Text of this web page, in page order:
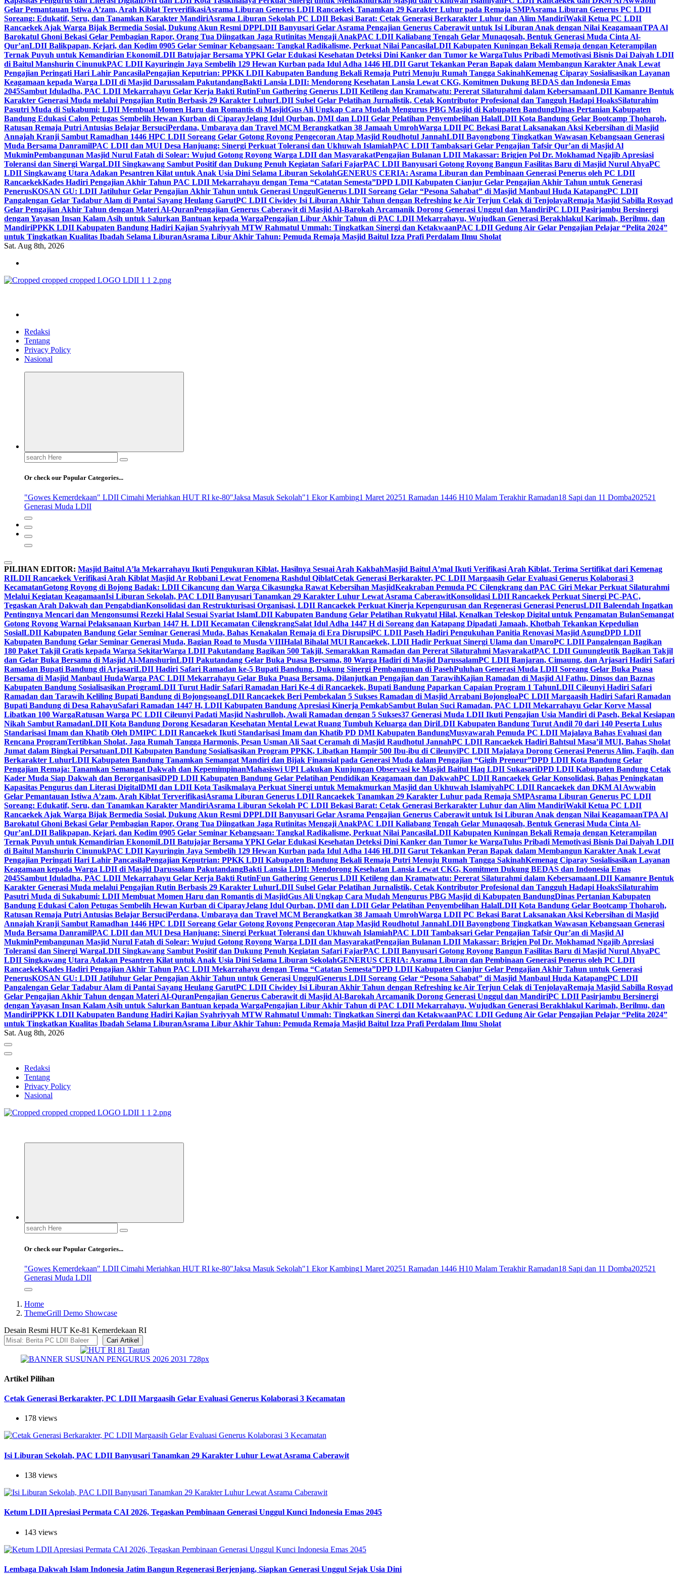
Gelar Pemantauan Istiwa A’zam, Arah Kiblat TerverifikasiAsrama Liburan Generus LDII Rancaekek Tanamkan 29 Karakter Luhur pada Remaja SMPAsrama Liburan Generus PC LDII
Soreang: Edukatif, Seru, dan Tanamkan Karakter MandiriAsrama Liburan Sekolah PC LDII Bekasi Barat: Cetak Generasi Berkarakter Luhur dan Alim MandiriWakil Ketua PC LDII
Rancaekek Ajak Warga Bijak Bermedia Sosial, Dukung Akun Resmi DPPLDII Banyusari Gelar Asrama Pengajian Generus Caberawit untuk Isi Liburan Anak dengan Nilai KeagamaanTPA Al
Barokatul Ghoni Bekasi Gelar Pembagian Rapor, Orang Tua Diingatkan Jaga Rutinitas Mengaji AnakPAC LDII Kaliabang Tengah Gelar Munaqosah, Bentuk Generasi Muda Cinta Al-
Qur’anLDII Balikpapan, Kejari, dan Kodim 0905 Gelar Seminar Kebangsaan: Tangkal Radikalisme, Perkuat Nilai PancasilaLDII Kabupaten Kuningan Bekali Remaja dengan Keterampilan
Ternak Puyuh untuk Kemandirian EkonomiLDII Batujajar Bersama YPKI Gelar Edukasi Kesehatan Deteksi Dini Kanker dan Tumor ke WargaTulus Pribadi Memotivasi Bisnis Dai Daiyah LDII
di Baitul Manshurin CinunukPAC LDII Kayuringin Jaya Sembelih 129 Hewan Kurban pada Idul Adha 1446 HLDII Garut Tekankan Peran Bapak dalam Membangun Karakter Anak Lewat
Pengajian Peringati Hari Lahir PancasilaPengajian Keputrian: PPKK LDII Kabupaten Bandung Bekali Remaja Putri Menuju Rumah Tangga SakinahKemenag Ciparay Sosialisasikan Layanan
Keagamaan kepada Warga LDII di Masjid Darussalam PakutandangBakti Lansia LDII: Mendorong Kesehatan Lansia Lewat CKG, Komitmen Dukung BEDAS dan Indonesia Emas
2045Sambut Iduladha, PAC LDII Mekarrahayu Gelar Kerja Bakti RutinFun Gathering Generus LDII Ketileng dan Kramatwatu: Pererat Silaturahmi dalam KebersamaanLDII Kamanre Bentuk
Karakter Generasi Muda melalui Pengajian Rutin Berbasis 29 Karakter LuhurLDII Sulsel Gelar Pelatihan Jurnalistik, Cetak Kontributor Profesional dan Tangguh Hadapi HoaksSilaturahim
Pasutri Muda di Sukabumi: LDII Membuat Momen Haru dan Romantis di MasjidGus Ali Ungkap Cara Mudah Mengurus PBG Masjid di Kabupaten BandungDinas Pertanian Kabupaten
Bandung Edukasi Calon Petugas Sembelih Hewan Kurban di CiparayJelang Idul Qurban, DMI dan LDII Gelar Pelatihan Penyembelihan HalalLDII Kota Bandung Gelar Bootcamp Thoharoh,
Ratusan Remaja Putri Antusias Belajar BersuciPerdana, Umbaraya dan Travel MCM Berangkatkan 38 Jamaah UmrohWarga LDII PC Bekasi Barat Laksanakan Aksi Kebersihan di Masjid
Annajah Kranji Sambut Ramadhan 1446 HPC LDII Soreang Gelar Gotong Royong Pengecoran Atap Masjid Roudhotul JannahLDII Bayongbong Tingkatkan Wawasan Kebangsaan Generasi
Muda Bersama DanramilPAC LDII dan MUI Desa Hanjuang: Sinergi Perkuat Toleransi dan Ukhuwah IslamiahPAC LDII Tambaksari Gelar Pengajian Tafsir Qur’an di Masjid Al
MukminPembangunan Masjid Nurul Fatah di Solear: Wujud Gotong Royong Warga LDII dan MasyarakatPengajian Bulanan LDII Makassar: Brigjen Pol Dr. Mokhamad Ngajib Apresiasi
Toleransi dan Sinergi WargaLDII Singkawang Sambut Positif dan Dukung Penuh Kegiatan Safari FajarPAC LDII Banyusari Gotong Royong Bangun Fasilitas Baru di Masjid Nurul AhyaPC
LDII Singkawang Utara Adakan Pesantren Kilat untuk Anak Usia Dini Selama Liburan SekolahGENERUS CERIA: Asrama Liburan dan Pembinaan Generasi Penerus oleh PC LDII
RancaekekKades Hadiri Pengajian Akhir Tahun PAC LDII Mekarrahayu dengan Tema “Catatan Semesta”DPD LDII Kabupaten Cianjur Gelar Pengajian Akhir Tahun untuk Generasi
PenerusKOSAN GU: LDII Jatiluhur Gelar Pengajian Akhir Tahun untuk Generasi UnggulGenerus LDII Soreang Gelar “Pesona Sahabat” di Masjid Manbaul Huda KatapangPC LDII
Pangalengan Gelar Tadabur Alam di Pantai Sayang Heulang GarutPC LDII Ciwidey Isi Liburan Akhir Tahun dengan Refreshing ke Air Terjun Celak di TenjolayaRemaja Masjid Sabilla Rosyad
Gelar Pengajian Akhir Tahun dengan Materi Al-QuranPengajian Generus Caberawit di Masjid Al-Barokah Arcamanik Dorong Generasi Unggul dan MandiriPC LDII Pasirjambu Bersinergi
dengan Yayasan Insan Kalam Asih untuk Salurkan Bantuan kepada WargaPengajian Libur Akhir Tahun di PAC LDII Mekarrahayu, Wujudkan Generasi Berakhlakul Karimah, Berilmu, dan
MandiriPPKK LDII Kabupaten Bandung Hadiri Kajian Syahriyyah MTW Rahmatul Ummah: Tingkatkan Sinergi dan KetakwaanPAC LDII Gedung Air Gelar Pengajian Pelajar “Pelita 2024”
untuk Tingkatkan Kualitas Ibadah Selama LiburanAsrama Libur Akhir Tahun: Pemuda Remaja Masjid Baitul Izza Prafi Perdalam Ilmu Sholat
Sat. Aug 8th, 2026
Redaksi
Tentang
Privacy Policy
Nasional
Search
for:
Or check our Popular Categories...
"Gowes Kemerdekaan" LDII Cimahi Meriahkan HUT RI ke-80"Jaksa Masuk Sekolah"1 Ekor Kambing1 Maret 20251 Ramadan 1446 H10 Malam Terakhir Ramadan18 Sapi dan 11 Domba202521
Generasi Muda LDII
PILIHAN EDITOR: Masjid Baitul A’la Mekarrahayu Ikuti Pengukuran Kiblat, Hasilnya Sesuai Arah KakbahMasjid Baitul A’mal Ikuti Verifikasi Arah Kiblat, Terima Sertifikat dari Kemenag
RILDII Rancaekek Verifikasi Arah Kiblat Masjid Ar Robbani Lewat Fenomena Rashdul QiblatCetak Generasi Berkarakter, PC LDII Margaasih Gelar Evaluasi Generus Kolaborasi 3
KecamatanGotong Royong di Bojong Badak: LDII Cikancung dan Warga Cikasungka Rawat Kebersihan MasjidKeakraban Pemuda PC Cilengkrang dan PAC Giri Mekar Perkuat Silaturahmi
Melalui Kegiatan KeagamaanIsi Liburan Sekolah, PAC LDII Banyusari Tanamkan 29 Karakter Luhur Lewat Asrama CaberawitKonsolidasi LDII Rancaekek Perkuat Sinergi PC-PAC,
Tegaskan Arah Dakwah dan PengabdianKonsolidasi dan Restrukturisasi Organisasi, LDII Rancaekek Perkuat Kinerja Kepengurusan dan Regenerasi Generasi PenerusLDII Baleendah Ingatkan
Pentingnya Mencari dan Mengonsumsi Rezeki Halal Sesuai Syariat IslamLDII Kabupaten Bandung Gelar Pelatihan Rukyatul Hilal, Kenalkan Teleskop Digital untuk Pengamatan BulanSemangat
Gotong Royong Warnai Pelaksanaan Kurban 1447 H. LDII Kecamatan CilengkrangSalat Idul Adha 1447 H di Soreang dan Katapang Dipadati Jamaah, Khotbah Tekankan Kepedulian
SosialLDII Kabupaten Bandung Gelar Seminar Generasi Muda, Bahas Kenakalan Remaja di Era DisrupsiPC LDII Paseh Hadiri Pengukuhan Panitia Renovasi Masjid AgungDPD LDII
Kabupaten Bandung Gelar Seminar Generasi Muda, Bagian Road to Musda VIIIHalal Bihalal MUI Rancaekek, LDII Hadir Perkuat Sinergi Ulama dan UmaroPC LDII Pangalengan Bagikan
180 Paket Takjil Gratis kepada Warga SekitarWarga LDII Pakutandang Bagikan 500 Takjil, Semarakkan Ramadan dan Pererat Silaturahmi MasyarakatPAC LDII Gunungleutik Bagikan Takjil
dan Gelar Buka Bersama di Masjid Al-ManshurinLDII Pakutandang Gelar Buka Puasa Bersama, 80 Warga Hadiri di Masjid DarussalamPC LDII Banjaran, Cimaung, dan Arjasari Hadiri Safari
Ramadan Bupati Bandung di ArjasariLDII Hadiri Safari Ramadan ke-5 Bupati Bandung, Dukung Sinergi Pembangunan di PasehPuluhan Generasi Muda LDII Soreang Gelar Buka Puasa
Bersama di Masjid Manbaul HudaWarga PAC LDII Mekarrahayu Gelar Buka Puasa Bersama, Dilanjutkan Pengajian dan TarawihKajian Ramadan di Masjid Al Fathu, Dinsos dan Baznas
Kabupaten Bandung Sosialisasikan ProgramLDII Turut Hadir Safari Ramadan Hari Ke-4 di Rancaekek, Bupati Bandung Paparkan Capaian Program 1 TahunLDII Cileunyi Hadiri Safari
Ramadan dan Tarawih Keliling Bupati Bandung di BojongsoangLDII Rancaekek Beri Pembekalan 5 Sukses Ramadan di Masjid Arrabani BojongloaPC LDII Margaasih Hadiri Safari Ramadan
Bupati Bandung di Desa RahayuSafari Ramadan 1447 H, LDII Kabupaten Bandung Apresiasi Kinerja PemkabSambut Bulan Suci Ramadan, PAC LDII Mekarrahayu Gelar Korve Massal
Libatkan 100 WargaRatusan Warga PC LDII Cileunyi Padati Masjid Nashrulloh, Awali Ramadan dengan 5 Sukses37 Generasi Muda LDII Ikuti Pengajian Usia Mandiri di Paseh, Bekal Kesiapan
Nikah Sambut RamadanLDII Kota Bandung Dorong Kesadaran Kesehatan Mental Lewat Ruang Tumbuh Keluarga dan DiriLDII Kabupaten Bandung Turut Andil 70 dari 140 Peserta Lulus
Standarisasi Imam dan Khatib Oleh DMIPC LDII Rancaekek Ikuti Standarisasi Imam dan Khatib PD DMI Kabupaten BandungMusyawarah Pemuda PC LDII Majalaya Bahas Evaluasi dan
Rencana ProgramTertibkan Sholat, Jaga Rumah Tangga Harmonis, Pesan Usman Ali Saat Ceramah di Masjid Raudhotul JannahPC LDII Rancaekek Hadiri Bahtsul Masa’il MUI, Bahas Sholat
Jumat dalam Bingkai PersatuanLDII Kabupaten Bandung Sosialisasikan Program PPKK, Libatkan Hampir 500 Ibu-ibu di CileunyiPC LDII Majalaya Dorong Generasi Penerus Alim, Faqih, dan
Berkarakter LuhurLDII Kabupaten Bandung Tanamkan Semangat Mandiri dan Bijak Finansial pada Generasi Muda dalam Pengajian “Gigih Preneur”DPD LDII Kota Bandung Gelar
Pengajian Remaja: Tanamkan Semangat Dakwah dan KepemimpinanMahasiswi UPI Lakukan Kunjungan Observasi ke Masjid Baitul Haq LDII SukasariDPD LDII Kabupaten Bandung Cetak
Kader Muda Siap Dakwah dan BerorganisasiDPD LDII Kabupaten Bandung Gelar Pelatihan Pendidikan Keagamaan dan DakwahPC LDII Rancaekek Gelar Konsolidasi, Bahas Peningkatan
Kapasitas Pengurus dan Literasi DigitalDMI dan LDII Kota Tasikmalaya Perkuat Sinergi untuk Memakmurkan Masjid dan Ukhuwah IslamiyahPC LDII Rancaekek dan DKM Al Awwabin
Gelar Pemantauan Istiwa A’zam, Arah Kiblat TerverifikasiAsrama Liburan Generus LDII Rancaekek Tanamkan 29 Karakter Luhur pada Remaja SMPAsrama Liburan Generus PC LDII
Soreang: Edukatif, Seru, dan Tanamkan Karakter MandiriAsrama Liburan Sekolah PC LDII Bekasi Barat: Cetak Generasi Berkarakter Luhur dan Alim MandiriWakil Ketua PC LDII
Rancaekek Ajak Warga Bijak Bermedia Sosial, Dukung Akun Resmi DPPLDII Banyusari Gelar Asrama Pengajian Generus Caberawit untuk Isi Liburan Anak dengan Nilai KeagamaanTPA Al
Barokatul Ghoni Bekasi Gelar Pembagian Rapor, Orang Tua Diingatkan Jaga Rutinitas Mengaji AnakPAC LDII Kaliabang Tengah Gelar Munaqosah, Bentuk Generasi Muda Cinta Al-
Qur’anLDII Balikpapan, Kejari, dan Kodim 0905 Gelar Seminar Kebangsaan: Tangkal Radikalisme, Perkuat Nilai PancasilaLDII Kabupaten Kuningan Bekali Remaja dengan Keterampilan
Ternak Puyuh untuk Kemandirian EkonomiLDII Batujajar Bersama YPKI Gelar Edukasi Kesehatan Deteksi Dini Kanker dan Tumor ke WargaTulus Pribadi Memotivasi Bisnis Dai Daiyah LDII
di Baitul Manshurin CinunukPAC LDII Kayuringin Jaya Sembelih 129 Hewan Kurban pada Idul Adha 1446 HLDII Garut Tekankan Peran Bapak dalam Membangun Karakter Anak Lewat
Pengajian Peringati Hari Lahir PancasilaPengajian Keputrian: PPKK LDII Kabupaten Bandung Bekali Remaja Putri Menuju Rumah Tangga SakinahKemenag Ciparay Sosialisasikan Layanan
Keagamaan kepada Warga LDII di Masjid Darussalam PakutandangBakti Lansia LDII: Mendorong Kesehatan Lansia Lewat CKG, Komitmen Dukung BEDAS dan Indonesia Emas
2045Sambut Iduladha, PAC LDII Mekarrahayu Gelar Kerja Bakti RutinFun Gathering Generus LDII Ketileng dan Kramatwatu: Pererat Silaturahmi dalam KebersamaanLDII Kamanre Bentuk
Karakter Generasi Muda melalui Pengajian Rutin Berbasis 29 Karakter LuhurLDII Sulsel Gelar Pelatihan Jurnalistik, Cetak Kontributor Profesional dan Tangguh Hadapi HoaksSilaturahim
Pasutri Muda di Sukabumi: LDII Membuat Momen Haru dan Romantis di MasjidGus Ali Ungkap Cara Mudah Mengurus PBG Masjid di Kabupaten BandungDinas Pertanian Kabupaten
Bandung Edukasi Calon Petugas Sembelih Hewan Kurban di CiparayJelang Idul Qurban, DMI dan LDII Gelar Pelatihan Penyembelihan HalalLDII Kota Bandung Gelar Bootcamp Thoharoh,
Ratusan Remaja Putri Antusias Belajar BersuciPerdana, Umbaraya dan Travel MCM Berangkatkan 38 Jamaah UmrohWarga LDII PC Bekasi Barat Laksanakan Aksi Kebersihan di Masjid
Annajah Kranji Sambut Ramadhan 1446 HPC LDII Soreang Gelar Gotong Royong Pengecoran Atap Masjid Roudhotul JannahLDII Bayongbong Tingkatkan Wawasan Kebangsaan Generasi
Muda Bersama DanramilPAC LDII dan MUI Desa Hanjuang: Sinergi Perkuat Toleransi dan Ukhuwah IslamiahPAC LDII Tambaksari Gelar Pengajian Tafsir Qur’an di Masjid Al
MukminPembangunan Masjid Nurul Fatah di Solear: Wujud Gotong Royong Warga LDII dan MasyarakatPengajian Bulanan LDII Makassar: Brigjen Pol Dr. Mokhamad Ngajib Apresiasi
Toleransi dan Sinergi WargaLDII Singkawang Sambut Positif dan Dukung Penuh Kegiatan Safari FajarPAC LDII Banyusari Gotong Royong Bangun Fasilitas Baru di Masjid Nurul AhyaPC
LDII Singkawang Utara Adakan Pesantren Kilat untuk Anak Usia Dini Selama Liburan SekolahGENERUS CERIA: Asrama Liburan dan Pembinaan Generasi Penerus oleh PC LDII
RancaekekKades Hadiri Pengajian Akhir Tahun PAC LDII Mekarrahayu dengan Tema “Catatan Semesta”DPD LDII Kabupaten Cianjur Gelar Pengajian Akhir Tahun untuk Generasi
PenerusKOSAN GU: LDII Jatiluhur Gelar Pengajian Akhir Tahun untuk Generasi UnggulGenerus LDII Soreang Gelar “Pesona Sahabat” di Masjid Manbaul Huda KatapangPC LDII
Pangalengan Gelar Tadabur Alam di Pantai Sayang Heulang GarutPC LDII Ciwidey Isi Liburan Akhir Tahun dengan Refreshing ke Air Terjun Celak di TenjolayaRemaja Masjid Sabilla Rosyad
Gelar Pengajian Akhir Tahun dengan Materi Al-QuranPengajian Generus Caberawit di Masjid Al-Barokah Arcamanik Dorong Generasi Unggul dan MandiriPC LDII Pasirjambu Bersinergi
dengan Yayasan Insan Kalam Asih untuk Salurkan Bantuan kepada WargaPengajian Libur Akhir Tahun di PAC LDII Mekarrahayu, Wujudkan Generasi Berakhlakul Karimah, Berilmu, dan
MandiriPPKK LDII Kabupaten Bandung Hadiri Kajian Syahriyyah MTW Rahmatul Ummah: Tingkatkan Sinergi dan KetakwaanPAC LDII Gedung Air Gelar Pengajian Pelajar “Pelita 2024”
untuk Tingkatkan Kualitas Ibadah Selama LiburanAsrama Libur Akhir Tahun: Pemuda Remaja Masjid Baitul Izza Prafi Perdalam Ilmu Sholat
Sat. Aug 8th, 2026
Redaksi
Tentang
Privacy Policy
Nasional
Search
for:
Or check our Popular Categories...
"Gowes Kemerdekaan" LDII Cimahi Meriahkan HUT RI ke-80"Jaksa Masuk Sekolah"1 Ekor Kambing1 Maret 20251 Ramadan 1446 H10 Malam Terakhir Ramadan18 Sapi dan 11 Domba202521
Generasi Muda LDII
Home
ThemeGrill Demo Showcase
Desain Resmi HUT Ke-81 Kemerdekaan RI
Cari Artikel
Artikel Pilihan
Cetak Generasi Berkarakter, PC LDII Margaasih Gelar Evaluasi Generus Kolaborasi 3 Kecamatan
178 views
Isi Liburan Sekolah, PAC LDII Banyusari Tanamkan 29 Karakter Luhur Lewat Asrama Caberawit
138 views
Ketum LDII Apresiasi Permata CAI 2026, Tegaskan Pembinaan Generasi Unggul Kunci Indonesia Emas 2045
143 views
Lembaga Dakwah Islam Indonesia Jatim Bangun Regenerasi Berjenjang, Siapkan Generasi Unggul Sejak Usia Dini